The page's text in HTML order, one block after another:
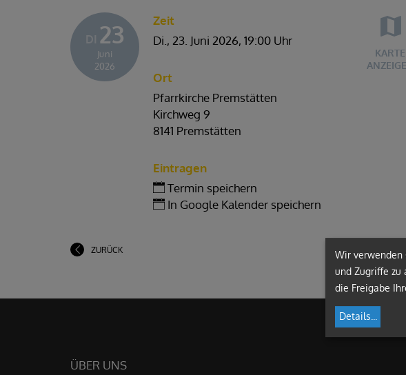
DI 23
Juni
2026
Zeit
Di., 23. Juni 2026, 19:00 Uhr
Ort
Pfarrkirche Premstätten
Kirchweg 9
8141 Premstätten
Eintragen
Termin speichern
In Google Kalender speichern
KARTE
ZURÜCK
ÜBER UNS
Wir verwenden
und Zugriffe zu
die Freigabe
Details